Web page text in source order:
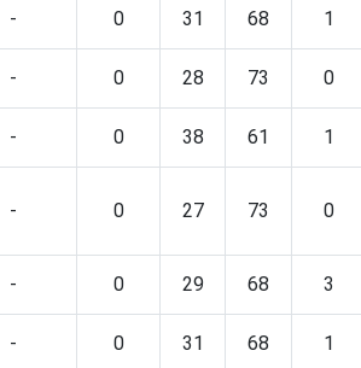
- 0 31 68 1
- 0 28 73 0
- 0 38 61 1
- 0 27 73 0
- 0 29 68 3
- 0 31 68 1